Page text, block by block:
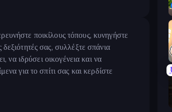
ποικίλους τόπους, κυνηγήστε
σας, συλλέξτε σπάνια
να ιδρύσει οικογένεια και να
για το σπίτι σας και κερδίστε